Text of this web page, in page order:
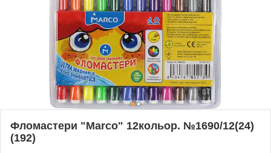
Фломастери "Marco" 12кольор. №1690/12(24)
(192)